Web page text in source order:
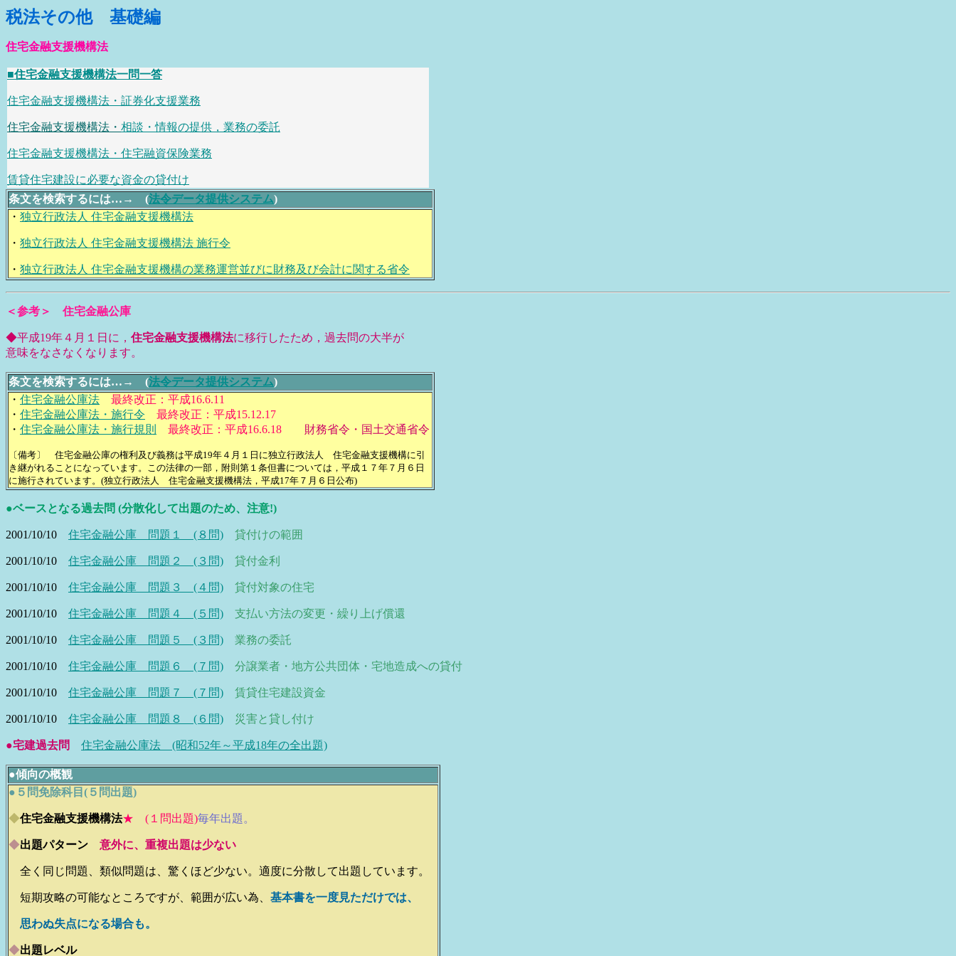
税法その他 基礎編
住宅金融支援機構法
■住宅金融支援機構法一問一答
住宅金融支援機構法・証券化支援業務
住宅金融支援機構法・ 相談・情報の提供，業務の委託
住宅金融支援機構法・住宅融資保険業務
賃貸住宅建設に必要な資金の貸付け
条文を検索するには…→ (法令データ提供システム)
・ 独立行政法人 住宅金融支援機構法
・ 独立行政法人 住宅金融支援機構法 施行令
・ 独立行政法人 住宅金融支援機構の業務運営並びに財務及び会計に関する省令
＜参考＞ 住宅金融公庫
◆平成19年４月１日に， 住宅金融支援機構法に移行したため，過去問の大半が
意味をなさなくなります。
条文を検索するには…→ (法令データ提供システム)
・ 住宅金融公庫法
最終改正：平成16.6.11
・ 住宅金融公庫法・施行令
最終改正：平成15.12.17
・ 住宅金融公庫法・施行規則 最終改正：平成16.6.18 財務省令・国土交通省令
〔備考〕 住宅金融公庫の権利及び義務は平成19年４月１日に独立行政法人 住宅金融支援機構に引
き継がれることになっています。この法律の一部，附則第１条但書については，平成１７年７月６日
に施行されています。(独立行政法人 住宅金融支援機構法，平成17年７月６日公布)
●ベースとなる過去問 (分散化して出題のため、注意!)
2001/10/10 住宅金融公庫 問題１ (８問) 貸付けの範囲
2001/10/10 住宅金融公庫 問題２ (３問) 貸付金利
2001/10/10 住宅金融公庫 問題３ (４問) 貸付対象の住宅
2001/10/10 住宅金融公庫 問題４ (５問) 支払い方法の変更・繰り上げ償還
2001/10/10 住宅金融公庫 問題５ (３問) 業務の委託
2001/10/10 住宅金融公庫 問題６ (７問) 分譲業者・地方公共団体・宅地造成への貸付
2001/10/10 住宅金融公庫 問題７ (７問) 賃貸住宅建設資金
2001/10/10 住宅金融公庫 問題８ (６問) 災害と貸し付け
●宅建過去問 住宅金融公庫法 (昭和52年～平成18年の全出題)
●傾向の概観
●５問免除科目(５問出題)
◆住宅金融支援機構法★ (１問出題)毎年出題。
◆出題パターン 意外に、重複出題は少ない
全く同じ問題、類似問題は、驚くほど少ない。適度に分散して出題しています。
短期攻略の可能なところですが、範囲が広い為、 基本書を一度見ただけでは、
思わぬ失点になる場合も。
◆出題レベル